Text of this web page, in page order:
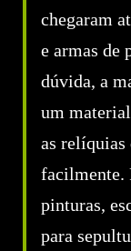
chegaram
e armas de
dúvida, a
um
as relíquias
facilmente.
pinturas,
para